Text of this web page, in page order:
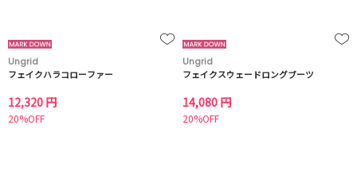
Ungrid
フェイクハラコローファー
12,320 円
20%OFF
Ungrid
フェイクスウェードロングブーツ
14,080 円
20%OFF